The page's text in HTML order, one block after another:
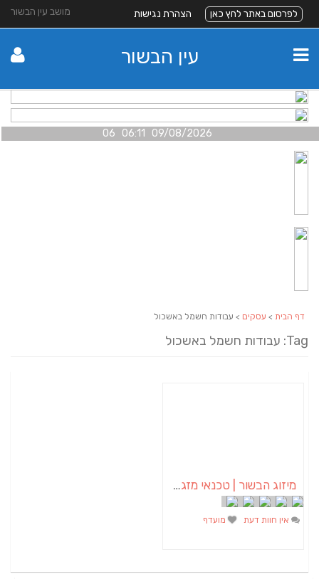
מושב עין הבשור לפרסום באתר לחץ כאן הצהרת נגישות
עין הבשור
09/08/2026 06:11 06
דף הבית > עסקים > עבודות חשמל באשכול
Tag: עבודות חשמל באשכול
מיזוג הבשור | טכנאי מזגנים | מתקין מזגנים | תיקון מזגנים
אין חוות דעת מועדף